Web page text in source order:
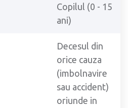
Copilul (0 - 15
ani)
Decesul din
orice cauza
(imbolnavire
sau accident)
oriunde in